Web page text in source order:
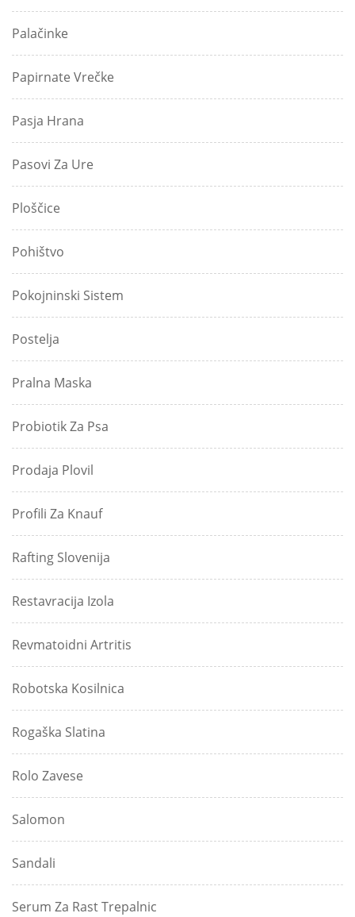
Palačinke
Papirnate Vrečke
Pasja Hrana
Pasovi Za Ure
Ploščice
Pohištvo
Pokojninski Sistem
Postelja
Pralna Maska
Probiotik Za Psa
Prodaja Plovil
Profili Za Knauf
Rafting Slovenija
Restavracija Izola
Revmatoidni Artritis
Robotska Kosilnica
Rogaška Slatina
Rolo Zavese
Salomon
Sandali
Serum Za Rast Trepalnic